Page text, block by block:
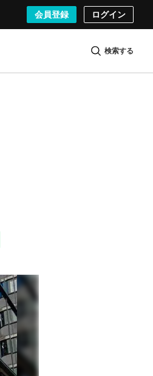
会員登録 ログイン
検索する